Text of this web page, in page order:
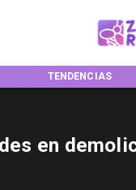
TENDENCIAS
en